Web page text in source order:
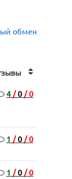
обмен
4 / 0 / 0
1 / 0 / 0
1 / 0 / 0